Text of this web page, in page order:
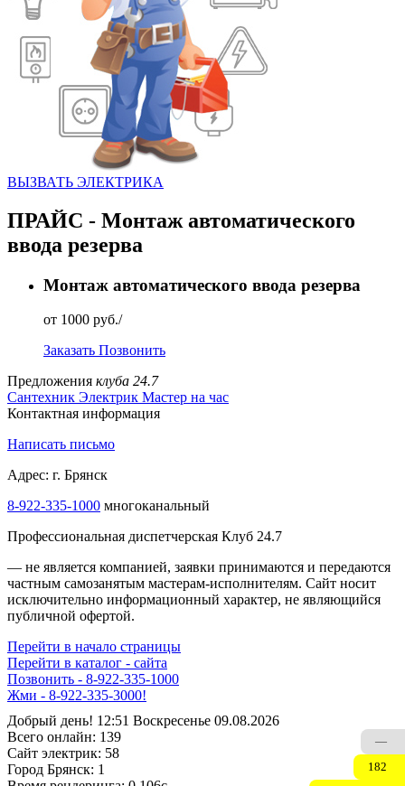
ВЫЗВАТЬ ЭЛЕКТРИКА
ПРАЙС - Монтаж автоматического
ввода резерва
Монтаж автоматического ввода резерва
от 1000 руб./
Заказать Позвонить
Предложения клуба 24.7
Сантехник Электрик Мастер на час
Контактная информация
Написать письмо
Адрес: г. Брянск
8-922-335-1000 многоканальный
Профессиональная диспетчерская Клуб 24.7
— не является компанией, заявки принимаются и передаются
частным самозанятым мастерам‑исполнителям. Сайт носит
исключительно информационный характер, не являющийся
публичной офертой.
Перейти в начало страницы
Перейти в каталог - сайта
Позвонить - 8-922-335-1000
Жми - 8-922-335-3000!
Добрый день! 12:51 Воскресенье 09.08.2026
Всего онлайн: 139
Сайт электрик: 58
Город Брянск: 1
—
182